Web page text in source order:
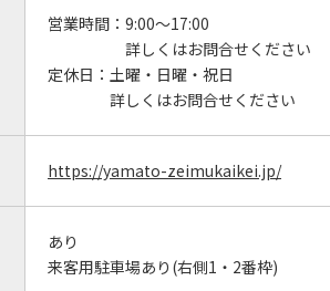
営業時間： 9:00～17:00
詳しくはお問合せください
定休日： 土曜・日曜・祝日
詳しくはお問合せください
https://yamato-zeimukaikei.jp/
あり
来客用駐車場あり(右側1・2番枠)